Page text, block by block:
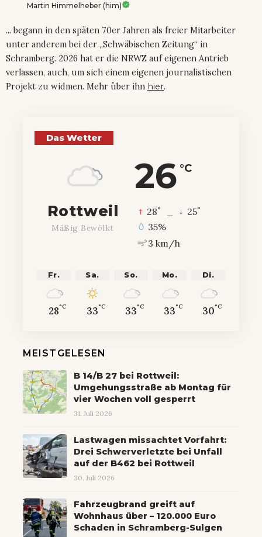
Martin Himmelheber (him)
... begann in den späten 70er Jahren als freier Mitarbeiter
unter anderem bei der „Schwäbischen Zeitung“ in
Schramberg. 2026 hat er die NRWZ auf eigenen Antrieb
verlassen, auch, um sich einem eigenen journalistischen
Projekt zu widmen. Mehr über ihn hier.
Das Wetter
26 °C
Rottweil
Mäßig Bewölkt
28° 25°
35%
3 km/h
Fr.
28°C
Sa.
33°C
So.
33°C
Mo.
33°C
Di.
30°C
MEISTGELESEN
B 14/B 27 bei Rottweil:
Umgehungsstraße ab Montag für
vier Wochen voll gesperrt
31. Juli 2026
Lastwagen missachtet Vorfahrt:
Drei Schwerverletzte bei Unfall
auf der B462 bei Rottweil
30. Juli 2026
Fahrzeugbrand greift auf
Wohnhaus über – 120.000 Euro
Schaden in Schramberg-Sulgen